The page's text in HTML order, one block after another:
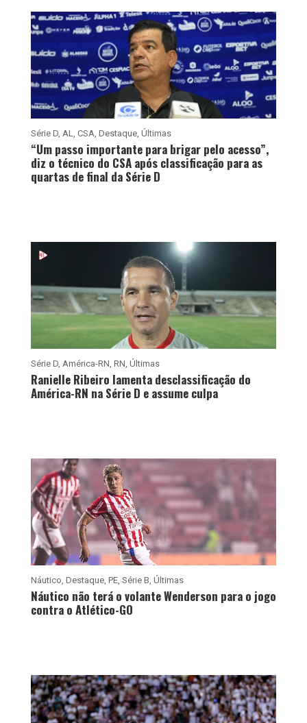
Série D, AL, CSA, Destaque, Últimas
“Um passo importante para brigar pelo acesso”,
diz o técnico do CSA após classificação para as
quartas de final da Série D
Série D, América-RN, RN, Últimas
Ranielle Ribeiro lamenta desclassificação do
América-RN na Série D e assume culpa
Náutico, Destaque, PE, Série B, Últimas
Náutico não terá o volante Wenderson para o jogo
contra o Atlético-GO